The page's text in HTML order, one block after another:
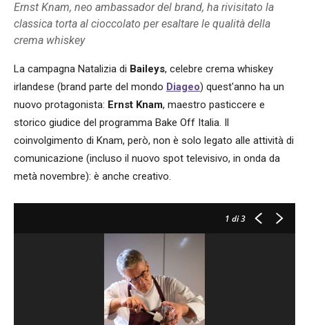
Ernst Knam, neo ambassador del brand, ha rivisitato la
classica torta al cioccolato per esaltare le qualità della
crema whiskey
La campagna Natalizia di Baileys, celebre crema whiskey
irlandese (brand parte del mondo Diageo) quest'anno ha un
nuovo protagonista: Ernst Knam, maestro pasticcere e
storico giudice del programma Bake Off Italia. Il
coinvolgimento di Knam, però, non è solo legato alle attività di
comunicazione (incluso il nuovo spot televisivo, in onda da
metà novembre): è anche creativo.
1 di 3